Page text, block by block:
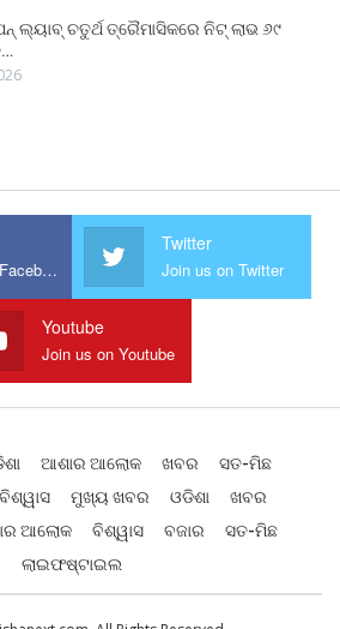
ଲ୍ୟାବ୍ ଚତୁର୍ଥ ତ୍ରୈମାସିକରେ ନିଟ୍ ଲାଭ ୬୯
Join us on Facebook
Twitter
Join us on Twitter
Youtube
Join us on Youtube
ଆଶାର ଆଲୋକ ଖବର
ସତ-ମିଛ
ବିଶ୍ୱାସ ମୁଖ୍ୟ ଖବର ଓଡିଶା
ଖବର
ଆଲୋକ ବିଶ୍ୱାସ ବଜାର
ସତ-ମିଛ
ଲାଇଫଷ୍ଟାଇଲ